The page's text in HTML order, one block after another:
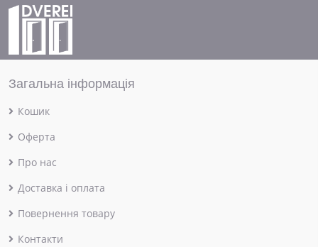
Загальна інформація
Кошик
Оферта
Про нас
Доставка і оплата
Повернення товару
Контакти